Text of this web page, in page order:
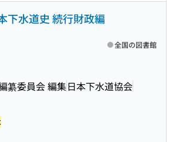
下水道史 続行財政編
纂委員会 編集日本下水道協会
全国の図書館